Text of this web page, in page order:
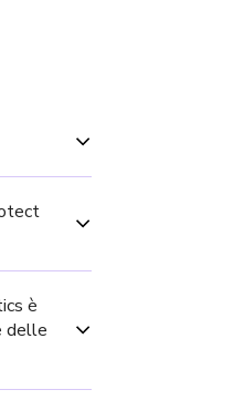
è
delle